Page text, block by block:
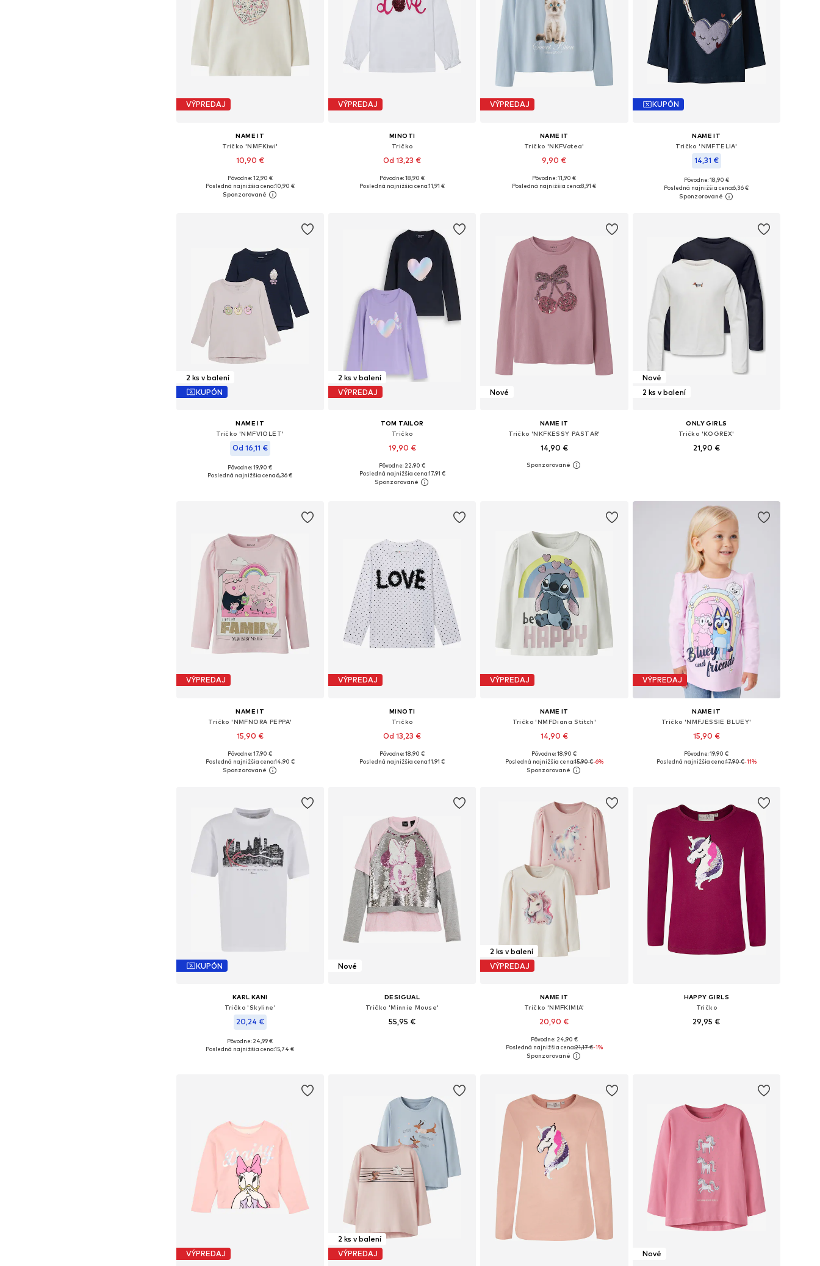
VÝPREDAJ
NAME IT
Tričko 'NMFKiwi'
10,90 €
Dostupné v mnohých veľkostiach
Pridať do košíka
Pôvodne: 12,90 €
Posledná najnižšia cena:10,90 €
VÝPREDAJ
MINOTI
Tričko
Od 13,23 €
Dostupné v mnohých veľkostiach
Pôvodne: 18,90 €
Posledná najnižšia cena:11,91 €
VÝPREDAJ
NAME IT
Tričko 'NKFVotea'
9,90 €
Pôvodne: 11,90 €
Posledná najnižšia cena:8,91 €
KUPÓN
NAME IT
Tričko 'NMFTELIA'
14,31 €
Dostupné veľkosti: 92, 98, 104, 110
Pridať do košíka
Pôvodne: 18,90 €
Posledná najnižšia cena:6,36 €
2 ks v balení
KUPÓN
NAME IT
Tričko 'NMFVIOLET'
Od 16,11 €
Dostupné v mnohých veľkostiach
Pôvodne: 19,90 €
Posledná najnižšia cena:6,36 €
2 ks v balení
VÝPREDAJ
TOM TAILOR
Tričko
19,90 €
Pridať do košíka
Pôvodne: 22,90 €
Posledná najnižšia cena:17,91 €
Nové
NAME IT
Tričko 'NKFKESSY PASTAR'
14,90 €
Nové
2 ks v balení
ONLY GIRLS
Tričko 'KOGREX'
21,90 €
VÝPREDAJ
NAME IT
Tričko 'NMFNORA PEPPA'
15,90 €
Dostupné v mnohých veľkostiach
Pridať do košíka
Pôvodne: 17,90 €
Posledná najnižšia cena:14,90 €
VÝPREDAJ
MINOTI
Tričko
Od 13,23 €
Dostupné v mnohých veľkostiach
Pôvodne: 18,90 €
Posledná najnižšia cena:11,91 €
VÝPREDAJ
NAME IT
Tričko 'NMFDiana Stitch'
14,90 €
Dostupné v mnohých veľkostiach
Pridať do košíka
Pôvodne: 18,90 €
Posledná najnižšia cena:15,90 €-6%
VÝPREDAJ
NAME IT
Tričko 'NMFJESSIE BLUEY'
15,90 €
Dostupné v mnohých veľkostiach
Pôvodne: 19,90 €
Posledná najnižšia cena:17,90 €-11%
KUPÓN
KARL KANI
Tričko 'Skyline'
20,24 €
Pôvodne: 24,99 €
Posledná najnižšia cena:15,74 €
Nové
DESIGUAL
Tričko 'Minnie Mouse'
55,95 €
2 ks v balení
VÝPREDAJ
NAME IT
Tričko 'NMFKIMIA'
20,90 €
Dostupné v mnohých veľkostiach
Pridať do košíka
Pôvodne: 24,90 €
Posledná najnižšia cena:21,17 €-1%
HAPPY GIRLS
Tričko
29,95 €
VÝPREDAJ
2 ks v balení
VÝPREDAJ
Nové